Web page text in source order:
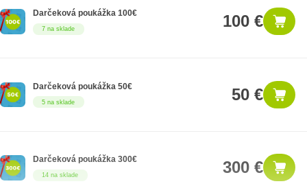
7 na sklade
Darčeková poukážka 100€ 100 €
5 na sklade
Darčeková poukážka 50€ 50 €
14 na sklade
Darčeková poukážka 300€ 300 €